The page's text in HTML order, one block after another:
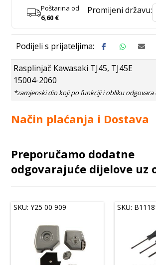
Poštarina od
6,60 €
Promijeni državu:
Rasplinjač Kawasaki TJ45, TJ45E
15004-2060
Način plaćanja i Dostava
Preporučamo dodatne
odgovarajuće dijelove uz
SKU: Y25 00 909 SKU: